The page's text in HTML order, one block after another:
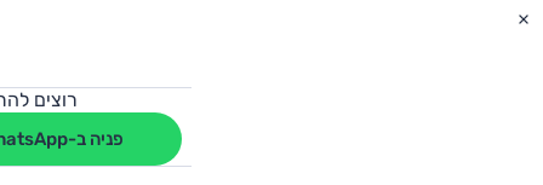
רוצים
פניה ב-WhatsApp